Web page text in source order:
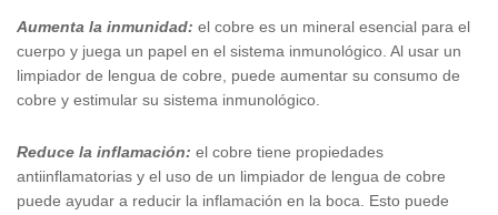
Aumenta la inmunidad: el cobre es un mineral esencial para el
cuerpo y juega un papel en el sistema inmunológico. Al usar un
limpiador de lengua de cobre, puede aumentar su consumo de
cobre y estimular su sistema inmunológico.
Reduce la inflamación: el cobre tiene propiedades
antiinflamatorias y el uso de un limpiador de lengua de cobre
puede ayudar a reducir la inflamación en la boca. Esto puede